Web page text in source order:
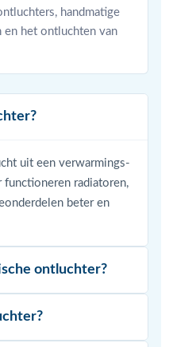
handmatige
en het ontluchten van
uit een verwarmings-
radiatoren,
beter en
ontluchter?